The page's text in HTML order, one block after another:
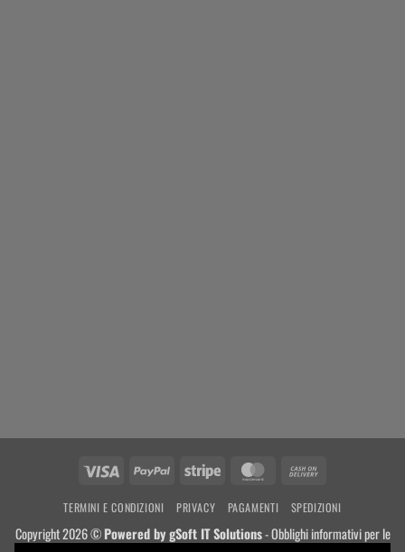
Visa PayPal Stripe MasterCard
Delivery
TERMINI E CONDIZIONI PRIVACY PAGAMENTI SPEDIZIONI
Copyright 2026 ©Powered bygSoft IT Solutions- Obblighi informativi per le